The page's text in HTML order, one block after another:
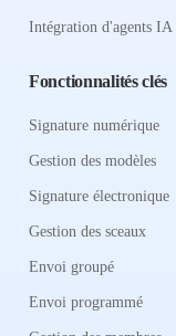
Intégration d'agents IA
Fonctionnalités clés
Signature numérique
Gestion des modèles
Signature électronique
Gestion des sceaux
Envoi groupé
Envoi programmé